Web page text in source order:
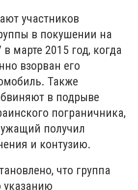
участников
в покушении на
марте 2015 год, когда
взорван его
Также
в подрыве
пограничника,
получил
и контузию.
что группа
указанию